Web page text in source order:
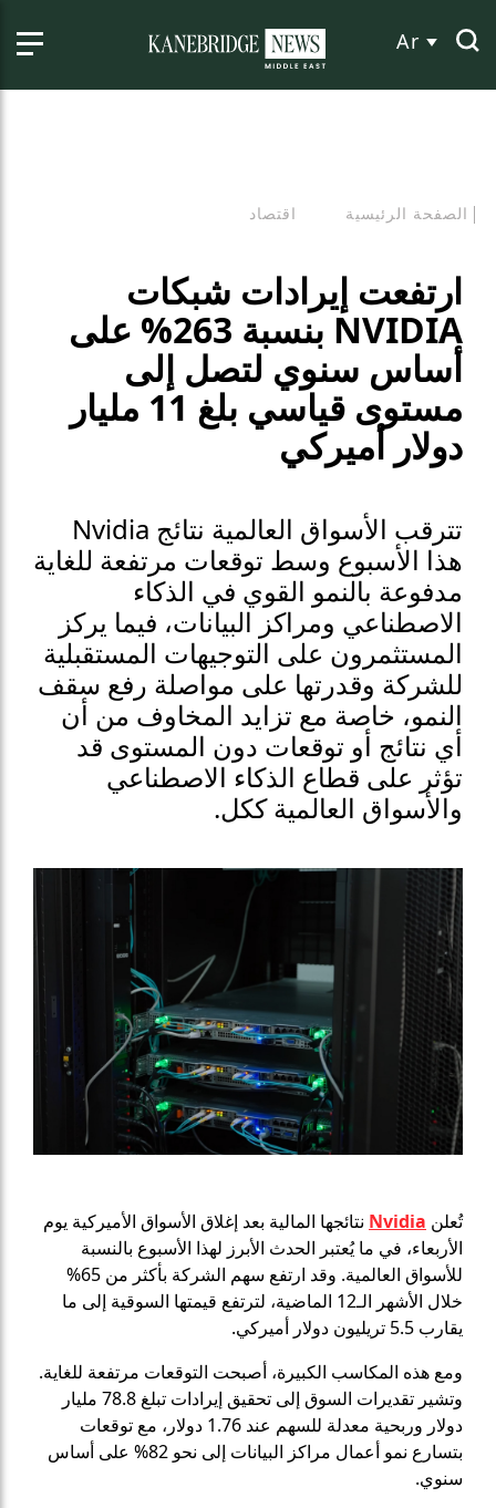
Ar
الصفحة الرئيسية اقتصاد
ارتفعت إيرادات شبكات
NVIDIA بنسبة 263% على
أساس سنوي لتصل إلى
مستوى قياسي بلغ 11 مليار
دولار أميركي
تترقب الأسواق العالمية نتائج Nvidia
هذا الأسبوع وسط توقعات مرتفعة للغاية
مدفوعة بالنمو القوي في الذكاء
الاصطناعي ومراكز البيانات، فيما يركز
المستثمرون على التوجيهات المستقبلية
للشركة وقدرتها على مواصلة رفع سقف
النمو، خاصة مع تزايد المخاوف من أن
أي نتائج أو توقعات دون المستوى قد
تؤثر على قطاع الذكاء الاصطناعي
والأسواق العالمية ككل.
تُعلن Nvidia نتائجها المالية بعد إغلاق الأسواق الأميركية يوم
الأربعاء، في ما يُعتبر الحدث الأبرز لهذا الأسبوع بالنسبة
للأسواق العالمية. وقد ارتفع سهم الشركة بأكثر من 65%
خلال الأشهر الـ12 الماضية، لترتفع قيمتها السوقية إلى ما
يقارب 5.5 تريليون دولار أميركي.
ومع هذه المكاسب الكبيرة، أصبحت التوقعات مرتفعة للغاية.
وتشير تقديرات السوق إلى تحقيق إيرادات تبلغ 78.8 مليار
دولار وربحية معدلة للسهم عند 1.76 دولار، مع توقعات
بتسارع نمو أعمال مراكز البيانات إلى نحو 82% على أساس
سنوي.